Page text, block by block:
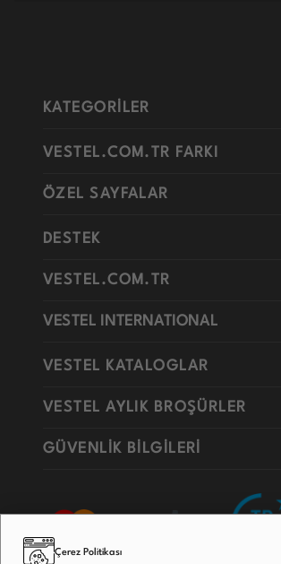
KATEGORİLER
VESTEL.COM.TR FARKI
ÖZEL SAYFALAR
DESTEK
VESTEL.COM.TR
VESTEL INTERNATIONAL
VESTEL KATALOGLAR
VESTEL AYLIK BROŞÜRLER
GÜVENLİK BİLGİLERİ
Çerez Politikası